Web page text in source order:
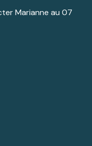
Marianne au 07